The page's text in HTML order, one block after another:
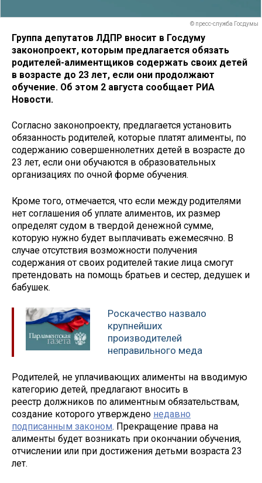
© пресс-служба Госдумы
Группа депутатов ЛДПР вносит в Госдуму
законопроект, которым предлагается обязать
родителей-алиментщиков содержать своих детей
в возрасте до 23 лет, если они продолжают
обучение. Об этом 2 августа сообщает РИА
Новости.
Согласно законопроекту, предлагается установить
обязанность родителей, которые платят алименты, по
содержанию совершеннолетних детей в возрасте до
23 лет, если они обучаются в образовательных
организациях по очной форме обучения.
Кроме того, отмечается, что если между родителями
нет соглашения об уплате алиментов, их размер
определят судом в твердой денежной сумме,
которую нужно будет выплачивать ежемесячно. В
случае отсутствия возможности получения
содержания от своих родителей такие лица смогут
претендовать на помощь братьев и сестер, дедушек и
бабушек.
Роскачество назвало
крупнейших
производителей
неправильного меда
Родителей, не уплачивающих алименты на вводимую
категорию детей, предлагают вносить в
реестр должников по алиментным обязательствам,
создание которого утверждено недавно
подписанным законом. Прекращение права на
алименты будет возникать при окончании обучения,
отчислении или при достижения детьми возраста 23
лет.